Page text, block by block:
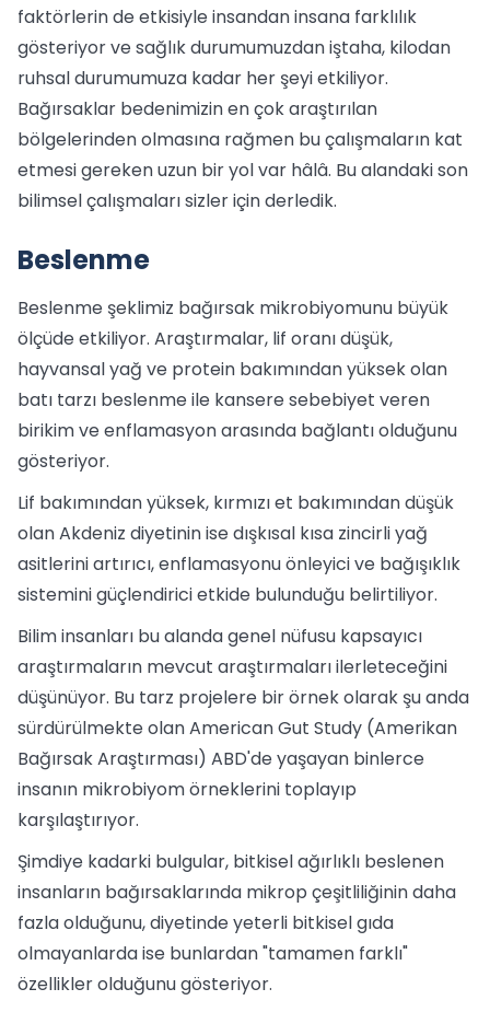
faktörlerin de etkisiyle insandan insana farklılık
gösteriyor ve sağlık durumumuzdan iştaha, kilodan
ruhsal durumumuza kadar her şeyi etkiliyor.
Bağırsaklar bedenimizin en çok araştırılan
bölgelerinden olmasına rağmen bu çalışmaların kat
etmesi gereken uzun bir yol var hâlâ. Bu alandaki son
bilimsel çalışmaları sizler için derledik.
Beslenme
Beslenme şeklimiz bağırsak mikrobiyomunu büyük
ölçüde etkiliyor. Araştırmalar, lif oranı düşük,
hayvansal yağ ve protein bakımından yüksek olan
batı tarzı beslenme ile kansere sebebiyet veren
birikim ve enflamasyon arasında bağlantı olduğunu
gösteriyor.
Lif bakımından yüksek, kırmızı et bakımından düşük
olan Akdeniz diyetinin ise dışkısal kısa zincirli yağ
asitlerini artırıcı, enflamasyonu önleyici ve bağışıklık
sistemini güçlendirici etkide bulunduğu belirtiliyor.
Bilim insanları bu alanda genel nüfusu kapsayıcı
araştırmaların mevcut araştırmaları ilerleteceğini
düşünüyor. Bu tarz projelere bir örnek olarak şu anda
sürdürülmekte olan American Gut Study (Amerikan
Bağırsak Araştırması) ABD'de yaşayan binlerce
insanın mikrobiyom örneklerini toplayıp
karşılaştırıyor.
Şimdiye kadarki bulgular, bitkisel ağırlıklı beslenen
insanların bağırsaklarında mikrop çeşitliliğinin daha
fazla olduğunu, diyetinde yeterli bitkisel gıda
olmayanlarda ise bunlardan "tamamen farklı"
özellikler olduğunu gösteriyor.